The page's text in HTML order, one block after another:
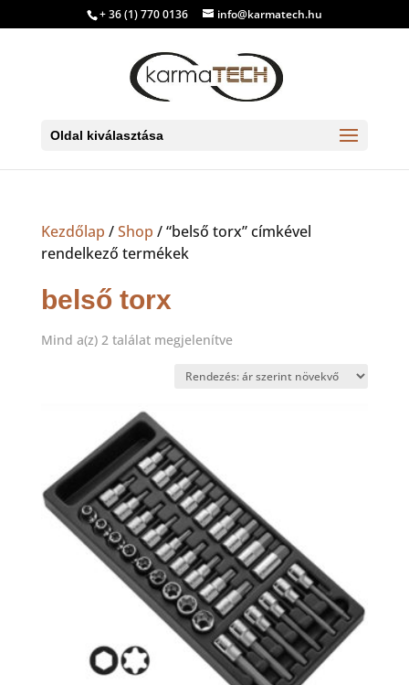
+ 36 (1) 770 0136 info@karmatech.hu
Oldal kiválasztása
Kezdőlap /Shop / “belső torx” címkével
rendelkező termékek
belső torx
Mind a(z) 2 találat megjelenítveSorted
price: